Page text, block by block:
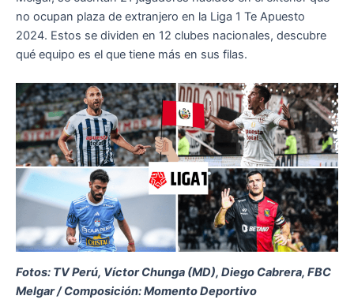
no ocupan plaza de extranjero en la Liga 1 Te Apuesto
2024. Estos se dividen en 12 clubes nacionales, descubre
qué equipo es el que tiene más en sus filas.
Fotos: TV Perú, Víctor Chunga (MD), Diego Cabrera, FBC
Melgar / Composición: Momento Deportivo